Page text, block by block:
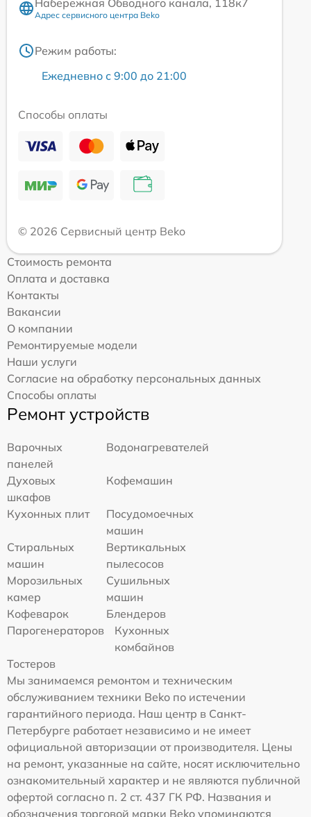
Набережная Обводного канала, 118к7
Адрес сервисного центра Beko
Режим работы:
Ежедневно с 9:00 до 21:00
Способы оплаты
© 2026 Сервисный центр Beko
Стоимость ремонта
Оплата и доставка
Контакты
Вакансии
О компании
Ремонтируемые модели
Наши услуги
Согласие на обработку персональных данных
Способы оплаты
Ремонт устройств
Варочных
панелей
Водонагревателей
Духовых
шкафов
Кофемашин
Кухонных плит
Посудомоечных
машин
Стиральных
машин
Вертикальных
пылесосов
Морозильных
камер
Сушильных
машин
Кофеварок
Блендеров
Парогенераторов
Кухонных
комбайнов
Тостеров
Мы занимаемся ремонтом и техническим
обслуживанием техники Beko по истечении
гарантийного периода. Наш центр в Санкт-
Петербурге работает независимо и не имеет
официальной авторизации от производителя. Цены
на ремонт, указанные на сайте, носят исключительно
ознакомительный характер и не являются публичной
офертой согласно п. 2 ст. 437 ГК РФ. Названия и
обозначения торговой марки Beko упоминаются